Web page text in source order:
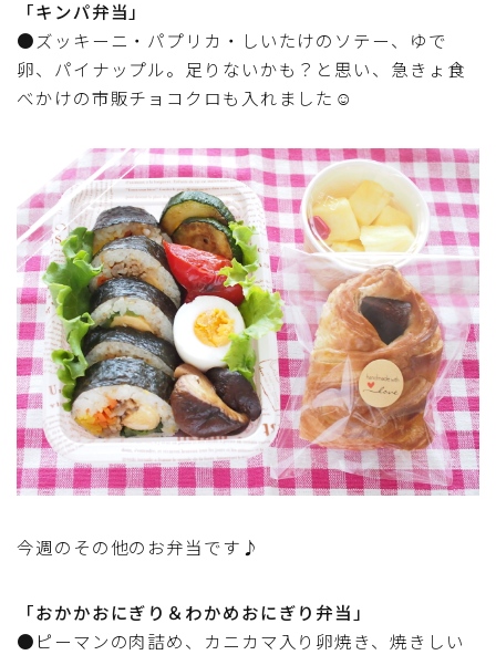
根菜料理（にんじん・ごぼう・かぶ・大根・れんこん・
ビーツ)
芋類(じゃが芋・さつま芋・里芋・山芋)
もやし・豆苗・たけのこ・せり・ふき・その他山菜料理
洋菓子 (焼き菓子)
洋菓子 (冷菓)
洋菓子 (その他)
和菓子
マクロビスイーツ・自然派おやつ
パン・パンケーキ・スコーン・食事パイ・ケークサレ・
粉もの
米/ご飯料理・もち料理
「キンパ弁当」
●ズッキーニ・パプリカ・しいたけのソテー、ゆで
卵、パイナップル。足りないかも？と思い、急きょ食
べかけの市販チョコクロも入れました☺
今週のその他のお弁当です♪
「おかかおにぎり＆わかめおにぎり弁当」
●ピーマンの肉詰め、カニカマ入り卵焼き、焼きしい